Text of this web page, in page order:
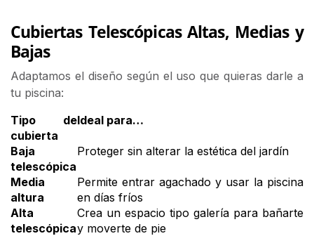
Cubiertas Telescópicas Altas, Medias y
Bajas
Adaptamos el diseño según el uso que quieras darle a
tu piscina:
Tipo de
cubierta
Ideal para…
Baja
telescópica
Proteger sin alterar la estética del jardín
Media
altura
Permite entrar agachado y usar la piscina
en días fríos
Alta
telescópica
Crea un espacio tipo galería para bañarte
y moverte de pie